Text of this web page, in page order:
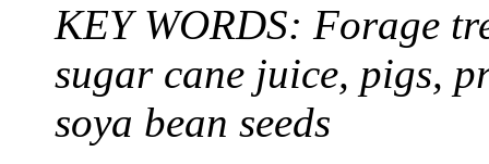
KEY WORDS: Forage
sugar cane juice, pigs,
soya bean seeds